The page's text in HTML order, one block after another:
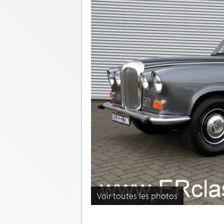
Voir toutes les photos